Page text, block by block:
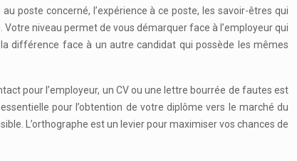
poste concerné, l’expérience à ce poste, les savoir-êtres qui
niveau permet de vous démarquer face à l’employeur qui
différence face à un autre candidat qui possède les mêmes
pour l’employeur, un CV ou une lettre bourrée de fautes est
pour l’obtention de votre diplôme vers le marché du
L’orthographe est un levier pour maximiser vos chances de